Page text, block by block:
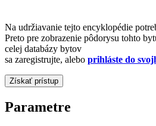
Na udržiavanie tejto encyklopédie
Preto pre zobrazenie pôdorysu tohto
celej databázy bytov
sa zaregistrujte, alebo prihláste do
Parametre